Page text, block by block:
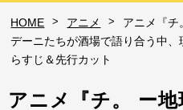
HOME > アニメ >
アニメ『チ
デーニたちが酒場で語り合う中
らすじ＆先行カット
アニメ『チ。 ー